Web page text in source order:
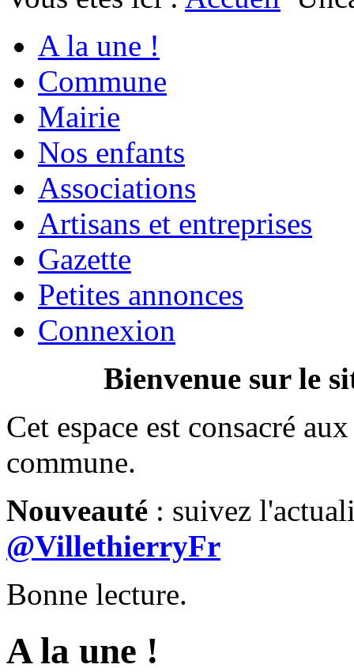
A la une !
Commune
Mairie
Nos enfants
Associations
Artisans et entreprises
Gazette
Petites annonces
Connexion
Bienvenue sur le
Cet espace est consacré
commune.
Nouveauté : suivez
@VillethierryFr
Bonne lecture.
A la une !